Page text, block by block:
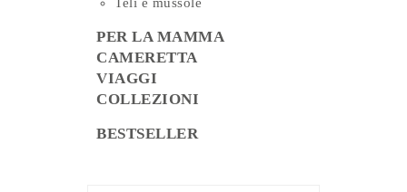
PER LA MAMMA
CAMERETTA
VIAGGI
COLLEZIONI
BESTSELLER